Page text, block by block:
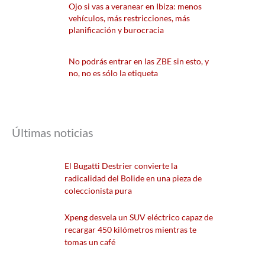
Ojo si vas a veranear en Ibiza: menos
vehículos, más restricciones, más
planificación y burocracia
No podrás entrar en las ZBE sin esto, y
no, no es sólo la etiqueta
Últimas noticias
El Bugatti Destrier convierte la
radicalidad del Bolide en una pieza de
coleccionista pura
Xpeng desvela un SUV eléctrico capaz de
recargar 450 kilómetros mientras te
tomas un café